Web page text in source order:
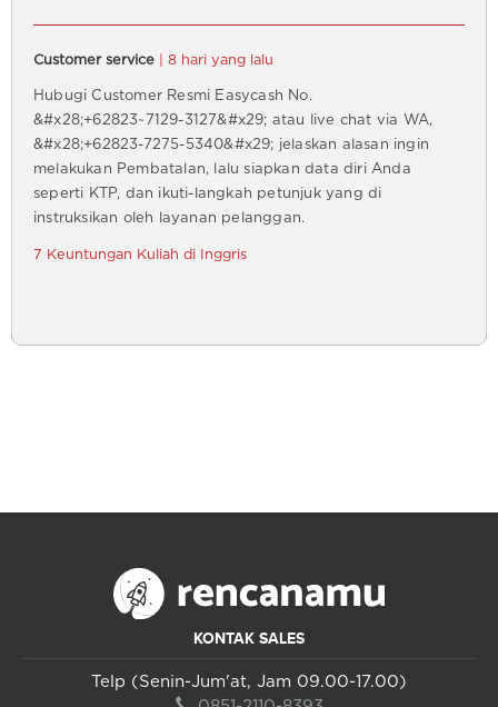
Customer service | 8 hari yang lalu
Hubugi Customer Resmi Easycash No.
&#x28;+62823~7129-3127&#x29; atau live chat via WA,
&#x28;+62823-7275-5340&#x29; jelaskan alasan ingin
melakukan Pembatalan, lalu siapkan data diri Anda
seperti KTP, dan ikuti-langkah petunjuk yang di
instruksikan oleh layanan pelanggan.
7 Keuntungan Kuliah di Inggris
KONTAK SALES
Telp (Senin-Jum'at, Jam 09.00-17.00)